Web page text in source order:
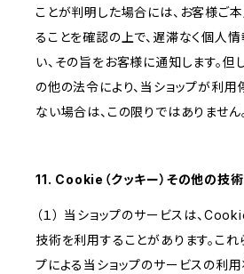
ことが判明した場合には、お客様ご
ることを確認の上で、遅滞なく個人
い、その旨をお客様に通知します。但
の他の法令により、当ショップが利
ない場合は、この限りではありません
11. Cookie（クッキー）その他の技
（１） 当ショップのサービスは、
技術を利用することがあります。これ
プによる当ショップのサービスの利